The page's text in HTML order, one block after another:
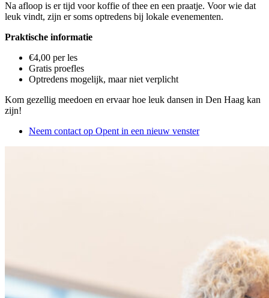
Na afloop is er tijd voor koffie of thee en een praatje. Voor wie dat
leuk vindt, zijn er soms optredens bij lokale evenementen.
Praktische informatie
€4,00 per les
Gratis proefles
Optredens mogelijk, maar niet verplicht
Kom gezellig meedoen en ervaar hoe leuk dansen in Den Haag kan
zijn!
Neem contact op Opent in een nieuw venster